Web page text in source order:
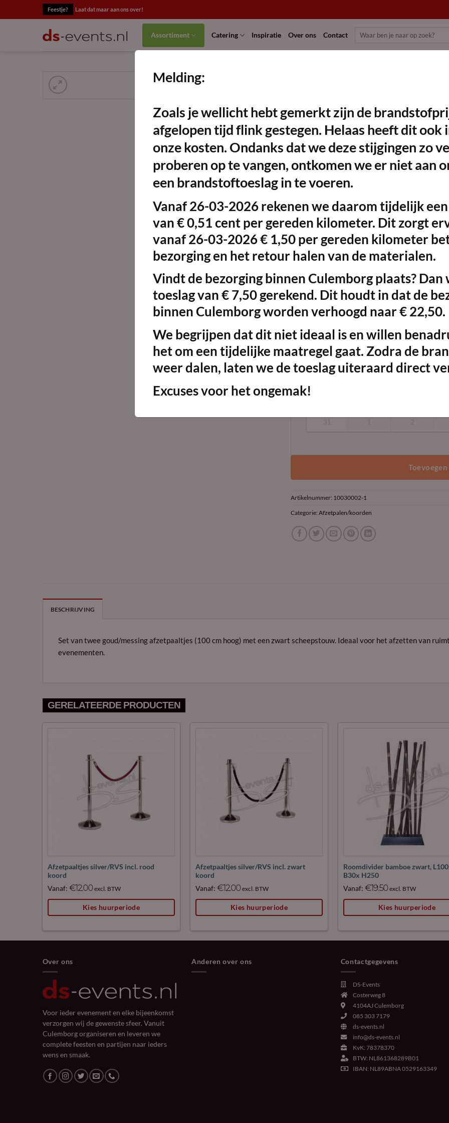
naar
Feestje? Laat dat maar aan ons over!
Assortiment Catering Inspiratie Over ons Contact
favoriet!
Afzetpaaltjes goud/
Vanaf:€ 12.00excl. BTW
Afmetingen:
100cm hoog
2 Afzetpaaltjes goud/messing incl. zwart
Huurperiode (dagen):
Dag(en)
M D W
4 5
10 11 12
Artikelnummer: 10030002-1
Categorie:Afzetpalen/koorden
BESCHRIJVING
Set van twee goud/messing afzetpaaltjes (100 cm hoog) met een zwart scheepstouw. Ideaal voor het afzetten van
evenementen.
GERELATEERDE PRODUCTEN
Afzetpaaltjes silver/RVS incl. rood
koord
Vanaf:€12.00excl. BTW
Kies huurperiode
Afzetpaaltjes silver/RVS incl. zwart
koord
Vanaf:€12.00excl. BTW
Kies huurperiode
Roomdivider bamboe zwart,
B30x H250
Vanaf:€19.50excl. BTW
Kies huurperiode
Over ons
Voor ieder evenement en elke bijeenkomst
verzorgen wij de gewenste sfeer. Vanuit
Culemborg organiseren en leveren we
complete feesten en partijen naar ieders
wens en smaak.
Anderen over ons Contactgegevens
DS-Events
Costerweg 8
4104AJCulemborg
085 303 7179
ds-events.nl
info@ds-events.nl
KvK: 78378370
BTW: NL861368289B01
IBAN: NL89ABNA 0529163349
Melding:
Zoals je wellicht hebt gemerkt zijn de
afgelopen tijd flink gestegen. Helaas heeft dit ook
onze kosten. Ondanks dat we deze stijgingen zo
proberen op te vangen, ontkomen we er niet aan
een brandstoftoeslag in te voeren.
Vanaf 26-03-2026rekenen we daarom tijdelijk
van € 0,51 cent per gereden kilometer. Dit zorgt
vanaf 26-03-2026 € 1,50 per gereden kilometer
bezorging en het retour halen van de materialen.
Vindt de bezorging binnen Culemborg plaats? Dan
toeslag van € 7,50 gerekend. Dit houdt in dat de
binnen Culemborg worden verhoogd naar € 22,50.
We begrijpen dat dit niet ideaal is en willen
het om een tijdelijke maatregel gaat. Zodra de
weer dalen, laten we de toeslag uiteraard direct
Excuses voor het ongemak!